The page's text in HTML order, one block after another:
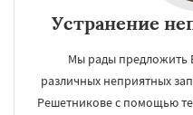
Устранение
Мы рады предложить
различных неприятных
Решетникове с помощью